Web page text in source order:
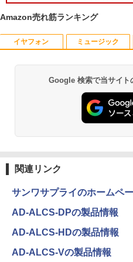
Amazon売れ筋ランキング
イヤフォン
Anker
￥7,990
Anker
ミュージック
BRUCE
[Explicit]
￥250
￥250
On My
￥250
【
ET ラベル
￥1,112
ットル
￥1,380
薬屋のひと
ンガンコミ
￥770
￥832
ONE
Google 検索で当サイト
関連リンク
サンワサプライのホームペ
AD-ALCS-DPの製品情報
AD-ALCS-HDの製品情報
AD-ALCS-Vの製品情報